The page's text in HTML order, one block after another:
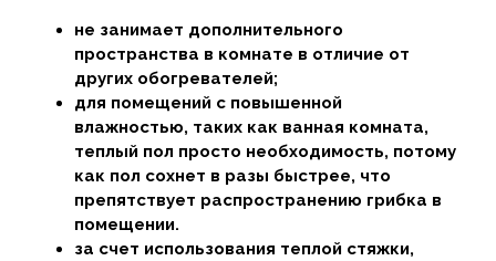
не занимает дополнительного
пространства в комнате в отличие от
других обогревателей;
для помещений с повышенной
влажностью, таких как ванная комната,
теплый пол просто необходимость, потому
как пол сохнет в разы быстрее, что
препятствует распространению грибка в
помещении.
за счет использования теплой стяжки,